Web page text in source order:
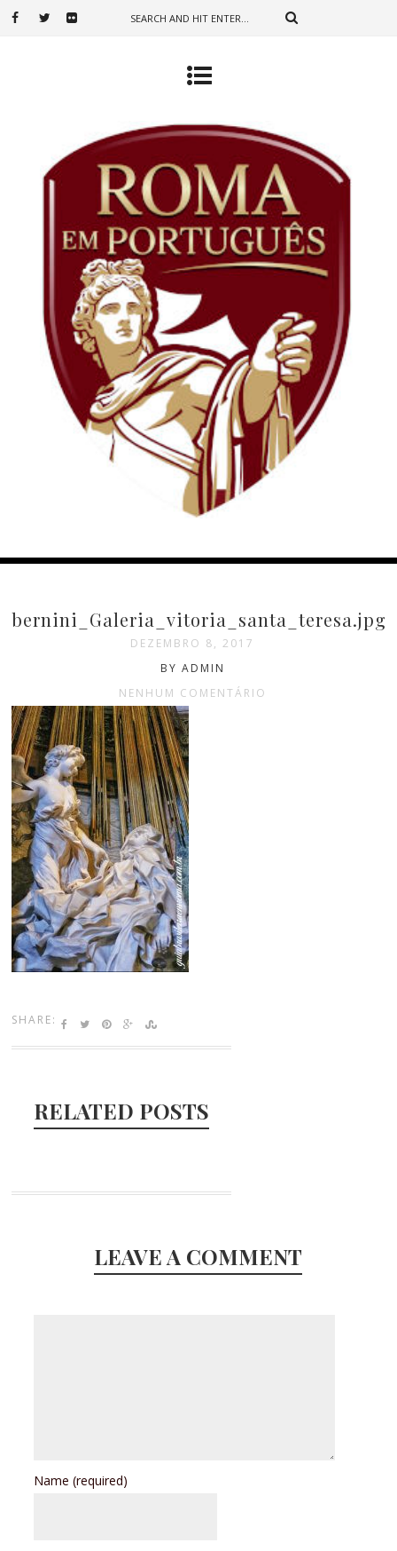
bernini_Galeria_vitoria_santa_teresa.jpg
DEZEMBRO 8, 2017
BY ADMIN
NENHUM COMENTÁRIO
SHARE:
RELATED POSTS
LEAVE A COMMENT
Name(required)